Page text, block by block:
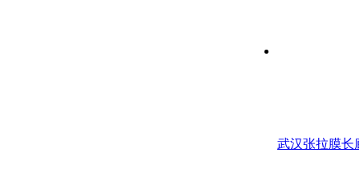
武汉张拉膜